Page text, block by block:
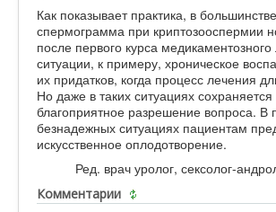
Как показывает практика, в
спермограмма при криптозооспермии
после первого курса
ситуации, к примеру, хроническое
их придатков, когда процесс лечения
Но даже в таких ситуациях
благоприятное разрешение вопроса. В
безнадежных ситуациях пациентам
искусственное оплодотворение.
Ред. врач уролог, сексолог-
Комментарии